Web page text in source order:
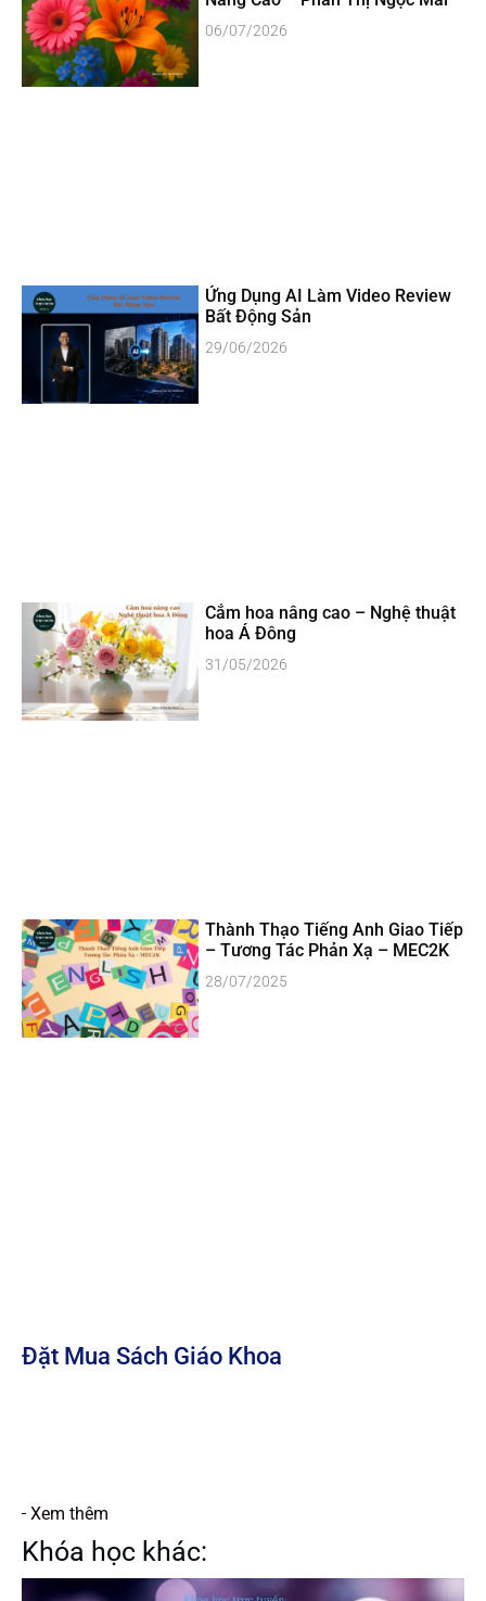
06/07/2026
Ứng Dụng AI Làm Video Review
Bất Động Sản
29/06/2026
Cắm hoa nâng cao – Nghệ thuật
hoa Á Đông
31/05/2026
Thành Thạo Tiếng Anh Giao Tiếp
– Tương Tác Phản Xạ – MEC2K
28/07/2025
Đặt Mua Sách Giáo Khoa
Xem thêm
Khóa học khác: